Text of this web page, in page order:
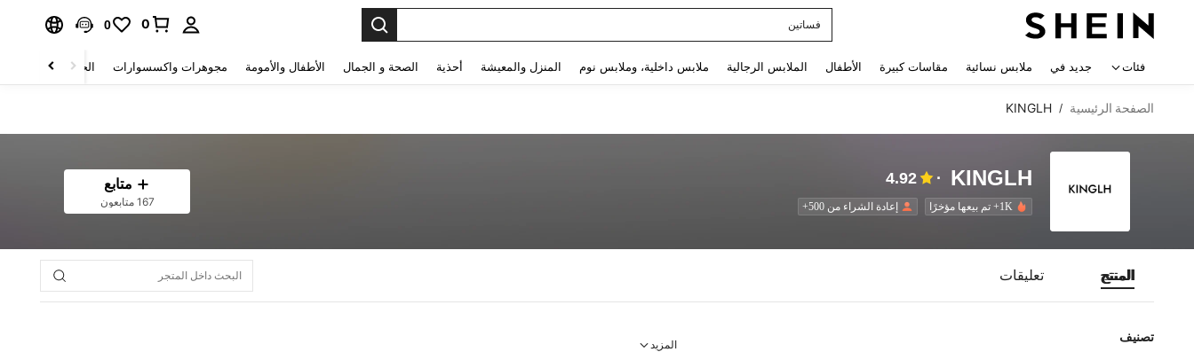
فساتين
0
0
فئات جديد في ملابس نسائية مقاسات كبيرة الأطفال الملابس الرجالية ملابس داخلية، وملابس نوم المنزل والمعيشة أحذية الصحة و الجمال الأطفال والأمومة مجوهرات واكسسوارات الحقائب والأمتعة
الصفحة الرئيسية /
KINGLH
KINGLH
4.92
1K+ تم بيعها مؤخرًا إعادة الشراء من 500+
متابع
167 متابعون
المنتج تعليقات
تصنيف
المزيد